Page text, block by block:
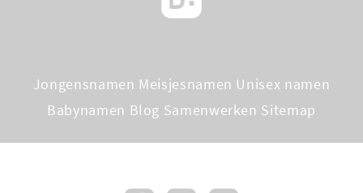
Jongensnamen Meisjesnamen Unisex namen
Babynamen Blog Samenwerken Sitemap